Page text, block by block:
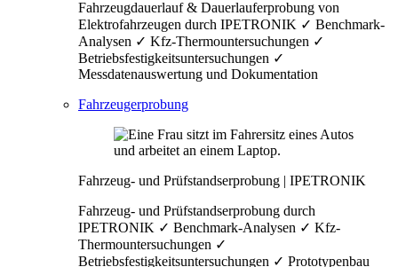
Fahrzeugdauerlauf & Dauerlauferprobung von
Elektrofahrzeugen durch IPETRONIK ✓ Benchmark-
Analysen ✓ Kfz-Thermountersuchungen ✓
Betriebsfestigkeitsuntersuchungen ✓
Messdatenauswertung und Dokumentation
Fahrzeugerprobung
Fahrzeug- und Prüfstandserprobung | IPETRONIK
Fahrzeug- und Prüfstandserprobung durch
IPETRONIK ✓ Benchmark-Analysen ✓ Kfz-
Thermountersuchungen ✓
Betriebsfestigkeitsuntersuchungen ✓ Prototypenbau